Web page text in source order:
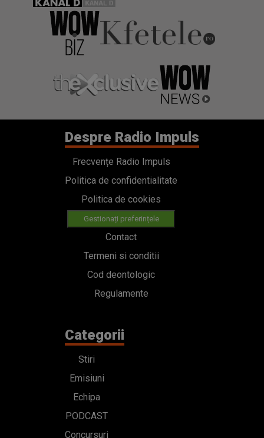
Despre Radio Impuls
Frecvențe Radio Impuls
Politica de confidentialitate
Politica de cookies
Gestionați preferințele
Contact
Termeni si conditii
Cod deontologic
Regulamente
Categorii
Stiri
Emisiuni
Echipa
PODCAST
Concursuri